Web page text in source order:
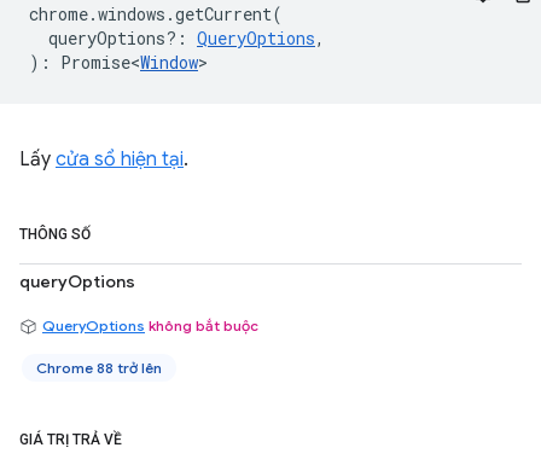
chrome.windows .getCurrent(
queryOptions? : QueryOptions,
) : Promise<Window>
Lấy cửa sổ hiện tại.
THÔNG SỐ
queryOptions
QueryOptions không bắt buộc
Chrome 88 trở lên
GIÁ TRỊ TRẢ VỀ